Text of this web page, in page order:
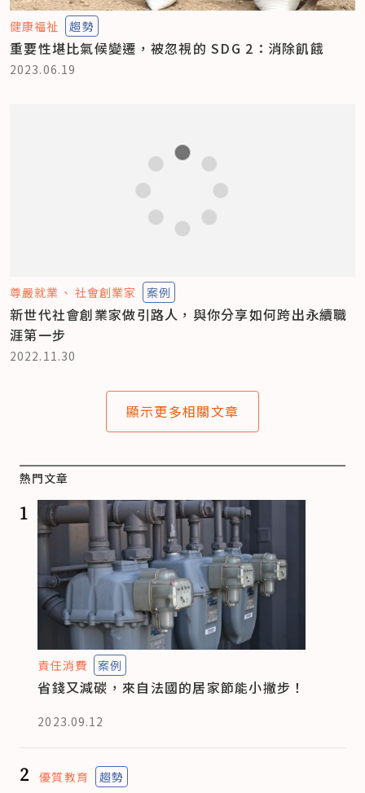
健康福祉 趨勢
重要性堪比氣候變遷，被忽視的 SDG 2：消除飢餓
2023.06.19
尊嚴就業 社會創業家 案例
新世代社會創業家做引路人，與你分享如何跨出永續職
涯第一步
2022.11.30
顯示更多相關文章
熱門文章
1
責任消費 案例
省錢又減碳，來自法國的居家節能小撇步！
2023.09.12
2 優質教育 趨勢